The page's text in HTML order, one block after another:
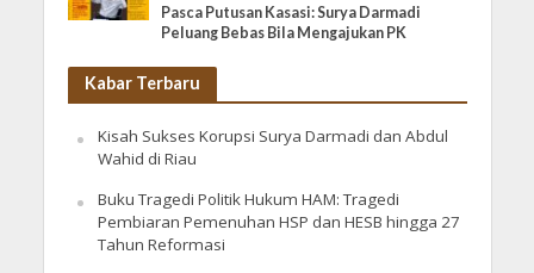
Pasca Putusan Kasasi: Surya Darmadi
Peluang Bebas Bila Mengajukan PK
Kabar Terbaru
Kisah Sukses Korupsi Surya Darmadi dan Abdul
Wahid di Riau
Buku Tragedi Politik Hukum HAM: Tragedi
Pembiaran Pemenuhan HSP dan HESB hingga 27
Tahun Reformasi